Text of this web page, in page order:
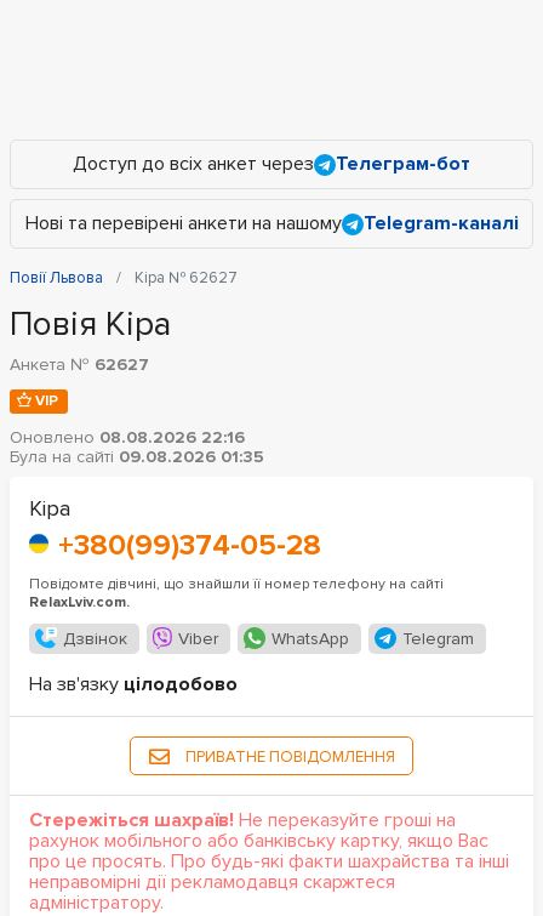
Доступ до всіх анкет через Телеграм-бот
Нові та перевірені анкети на нашому Telegram-каналі
Повії Львова Кіра № 62627
Повія Кіра
Анкета № 62627
VIP
Оновлено 08.08.2026 22:16
Була на сайті 09.08.2026 01:35
Кіра
+380(99)374-05-28
Повідомте дівчині, що знайшли її номер телефону на сайті
RelaxLviv.com.
Дзвінок Viber WhatsApp Telegram
На зв'язку цілодобово
ПРИВАТНЕ ПОВІДОМЛЕННЯ
Стережіться шахраїв! Не переказуйте гроші на
рахунок мобільного або банківську картку, якщо Вас
про це просять. Про будь-які факти шахрайства та інші
неправомірні дії рекламодавця скаржтеся
адміністратору.